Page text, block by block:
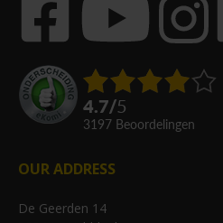
4.7/5
3197 beoordelingen
OUR ADDRESS
De Geerden 14